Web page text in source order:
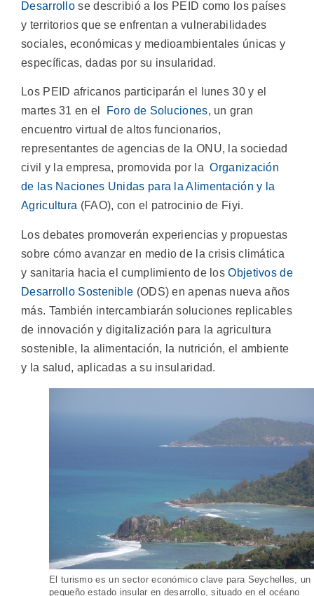
Desarrollo se describió a los PEID como los países
y territorios que se enfrentan a vulnerabilidades
sociales, económicas y medioambientales únicas y
específicas, dadas por su insularidad.
Los PEID africanos participarán el lunes 30 y el
martes 31 en el
Foro de Soluciones, un gran
encuentro virtual de altos funcionarios,
representantes de agencias de la ONU, la sociedad
civil y la empresa, promovida por laOrganización
de las Naciones Unidas para la Alimentación y la
Agricultura (FAO), con el patrocinio de Fiyi.
Los debates promoverán experiencias y propuestas
sobre cómo avanzar en medio de la crisis climática
y sanitaria hacia el cumplimiento de losObjetivos de
Desarrollo Sostenible (ODS) en apenas nueva años
más. También intercambiarán soluciones replicables
de innovación y digitalización para la agricultura
sostenible, la alimentación, la nutrición, el ambiente
y la salud, aplicadas a su insularidad.
El turismo es un sector económico clave para Seychelles, un
pequeño estado insular en desarrollo, situado en el océano